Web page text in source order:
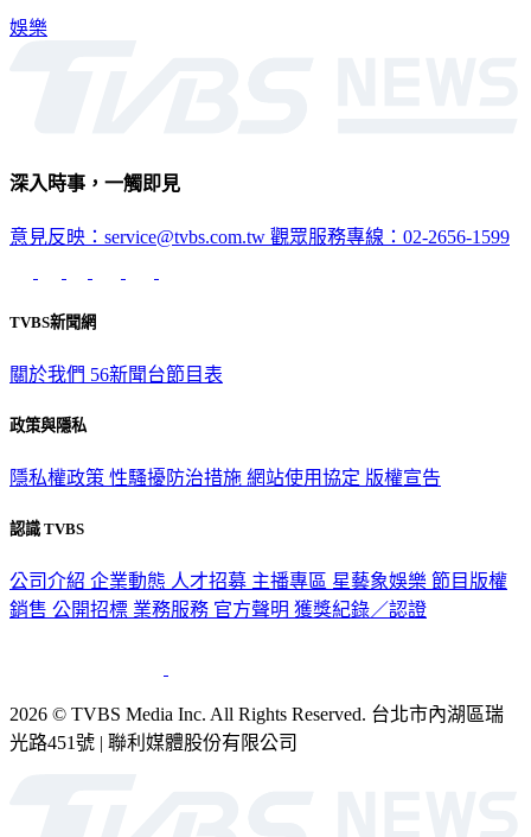
娛樂
深入時事，一觸即見
意見反映：service@tvbs.com.tw 觀眾服務專線：02-2656-1599
TVBS新聞網
關於我們 56新聞台節目表
政策與隱私
隱私權政策 性騷擾防治措施 網站使用協定 版權宣告
認識 TVBS
公司介紹 企業動態 人才招募 主播專區 星藝象娛樂 節目版權
銷售 公開招標 業務服務 官方聲明 獲獎紀錄／認證
2026 © TVBS Media Inc. All Rights Reserved. 台北市內湖區瑞
光路451號 | 聯利媒體股份有限公司